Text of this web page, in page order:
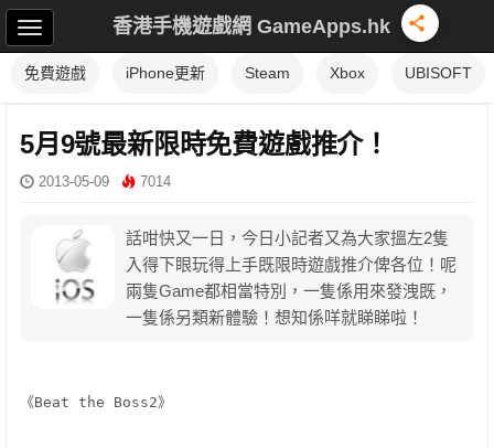
香港手機遊戲網 GameApps.hk
免費遊戲 iPhone更新 Steam Xbox UBISOFT
5月9號最新限時免費遊戲推介！
2013-05-09 7014
話咁快又一日，今日小記者又為大家搵左2隻
入得下眼玩得上手既限時遊戲推介俾各位！呢
兩隻Game都相當特別，一隻係用來發洩既，
一隻係另類新體驗！想知係咩就睇睇啦！
《Beat the Boss2》